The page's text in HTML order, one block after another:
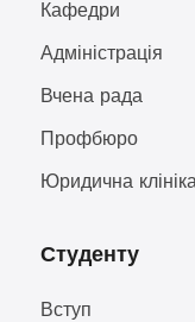
Кафедри
Адміністрація
Вчена рада
Профбюро
Юридична клініка
Студенту
Вступ